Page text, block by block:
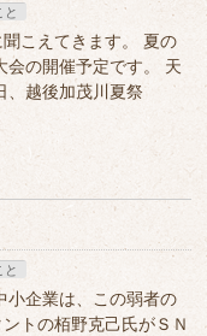
と
こえてきます。 夏の
会の開催予定です。 天
、越後加茂川夏祭
と
小企業は、この弱者の
トの栢野克己氏がＳＮ